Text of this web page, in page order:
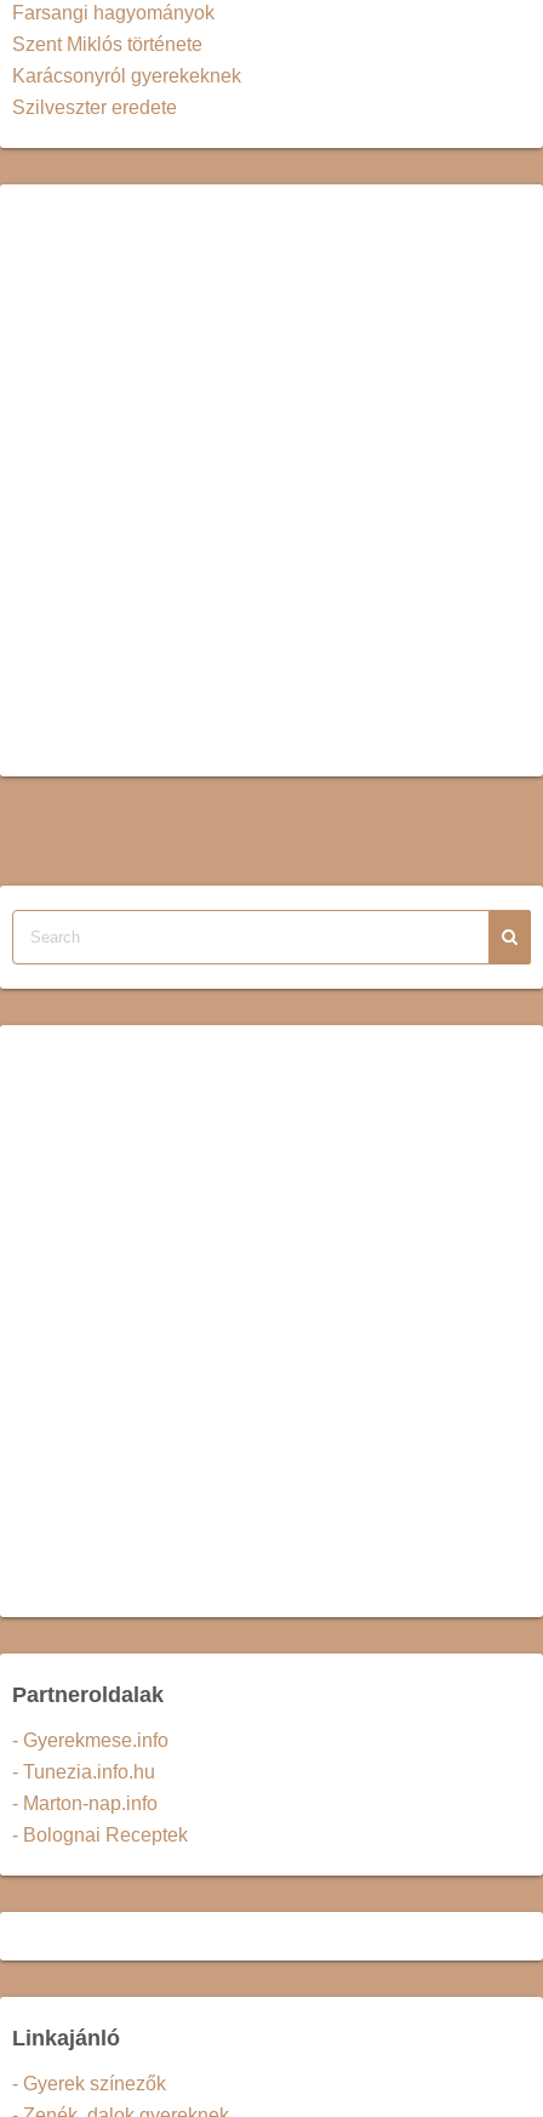
Farsangi hagyományok
Szent Miklós története
Karácsonyról gyerekeknek
Szilveszter eredete
Partneroldalak
- Gyerekmese.info
- Tunezia.info.hu
- Marton-nap.info
- Bolognai Receptek
Linkajánló
- Gyerek színezők